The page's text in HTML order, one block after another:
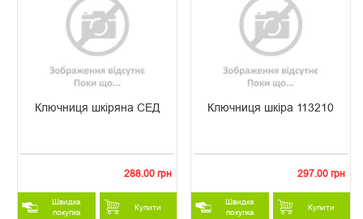
Ключниця шкіряна СЕД
288.00 грн
Швидка
покупка
Купити
Ключниця шкіра 113210
297.00 грн
Швидка
покупка
Купити